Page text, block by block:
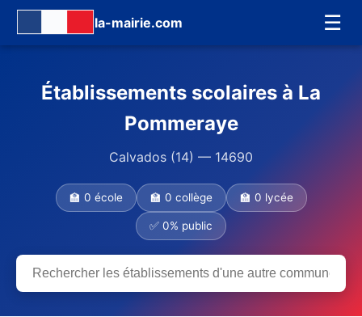
la-mairie.com ☰
Établissements scolaires à La
Pommeraye
Calvados (14) — 14690
🏫 0 école 🏫 0 collège 🏫 0 lycée
✅ 0% public